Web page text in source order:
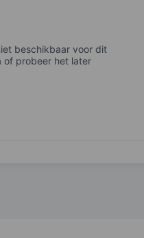
beschikbaar voor dit
of probeer het later